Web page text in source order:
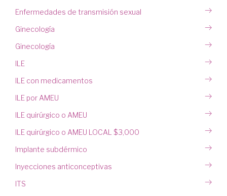
Enfermedades de transmisión sexual
Ginecología
Ginecología
ILE
ILE con medicamentos
ILE por AMEU
ILE quirúrgico o AMEU
ILE quirúrgico o AMEU LOCAL $3,000
Implante subdérmico
Inyecciones anticonceptivas
ITS